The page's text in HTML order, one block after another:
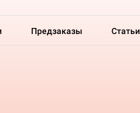
Предзаказы Статьи